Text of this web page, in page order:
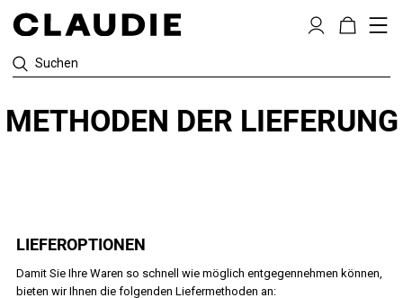
Suchen
METHODEN DER LIEFERUNG
LIEFEROPTIONEN
Damit Sie Ihre Waren so schnell wie möglich entgegennehmen können,
bieten wir Ihnen die folgenden Liefermethoden an: